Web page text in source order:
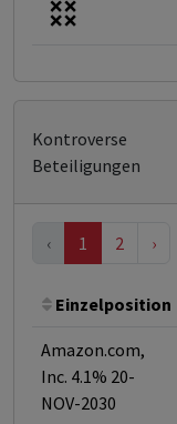
Kontroverse
Beteiligungen
‹ 1 2 ›
Einzelposition
Amazon.com,
Inc. 4.1% 20-
NOV-2030